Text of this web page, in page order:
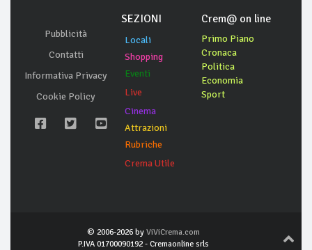
Pubblicità
Contatti
Informativa Privacy
Cookie Policy
SEZIONI
Locali
Shopping
Eventi
Live
Cinema
Attrazioni
Rubriche
Crema Utile
Crem@ on line
Primo Piano
Cronaca
Politica
Economia
Sport
© 2006-2026 by ViViCrema.com
P.IVA 01700090192 - Cremaonline srls